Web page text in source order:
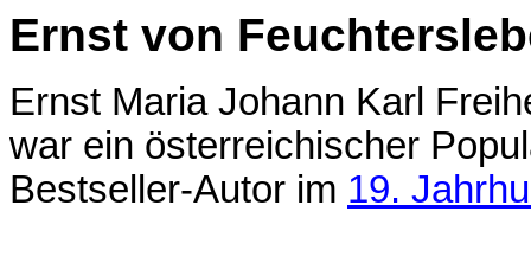
Ernst von
Ernst Maria Johann Karl
war ein österreichischer
Bestseller-Autor im 19.